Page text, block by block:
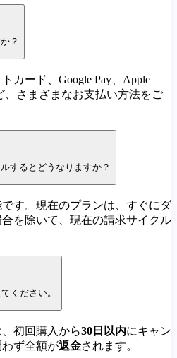
？
カード、Google Pay、Apple
、さまざまなお支払い方法をご
するとどうなりますか？
す。現在のプランは、すぐにダ
を除いて、現在の請求サイクル
ください。
初回購入から30日以内にキャン
ず全額が返金されます。